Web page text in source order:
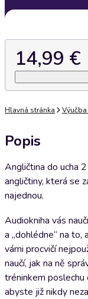
14,99 €
Hlavná stránka
Popis
Angličtina do ucha
angličtiny, která se
najednou.
Audiokniha vás
a „dohlédne“ na to,
vámi procvičí
naučí, jak na ně
tréninkem
abyste již nikdy